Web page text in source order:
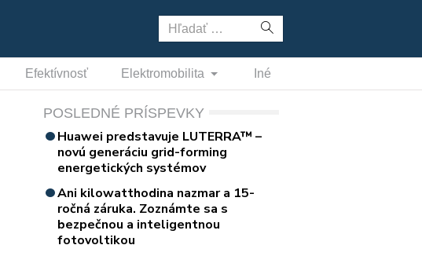
Hľadať:
Efektívnosť Elektromobilita Iné
POSLEDNÉ PRÍSPEVKY
Huawei predstavuje LUTERRA™ –
novú generáciu grid-forming
energetických systémov
Ani kilowatthodina nazmar a 15-
ročná záruka. Zoznámte sa s
bezpečnou a inteligentnou
fotovoltikou